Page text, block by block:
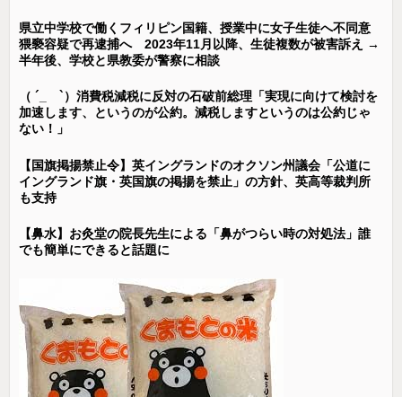
県立中学校で働くフィリピン国籍、授業中に女子生徒へ不同意
猥褻容疑で再逮捕へ 2023年11月以降、生徒複数が被害訴え →
半年後、学校と県教委が警察に相談
（ ´_ゝ`）消費税減税に反対の石破前総理「実現に向けて検討を
加速します、というのが公約。減税しますというのは公約じゃ
ない！」
【国旗掲揚禁止令】英イングランドのオクソン州議会「公道に
イングランド旗・英国旗の掲揚を禁止」の方針、英高等裁判所
も支持
【鼻水】お灸堂の院長先生による「鼻がつらい時の対処法」誰
でも簡単にできると話題に